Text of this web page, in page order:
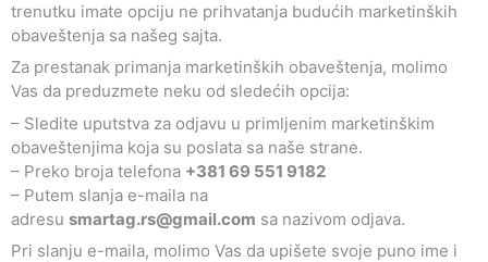
trenutku imate opciju ne prihvatanja budućih marketinških
obaveštenja sa našeg sajta.
Za prestanak primanja marketinških obaveštenja, molimo
Vas da preduzmete neku od sledećih opcija:
– Sledite uputstva za odjavu u primljenim marketinškim
obaveštenjima koja su poslata sa naše strane.
– Preko broja telefona +381 69 551 9182
– Putem slanja e-maila na
adresu smartag.rs@gmail.com sa nazivom odjava.
Pri slanju e-maila, molimo Vas da upišete svoje puno ime i